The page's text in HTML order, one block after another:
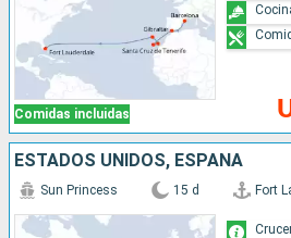
Comidas incluidas
ESTADOS UNIDOS, ESPAÑA
Sun Princess 15 d Fort